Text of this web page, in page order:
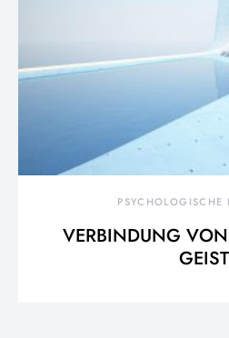
PSYCHOLOGISCHE
VERBINDUNG
GEIST